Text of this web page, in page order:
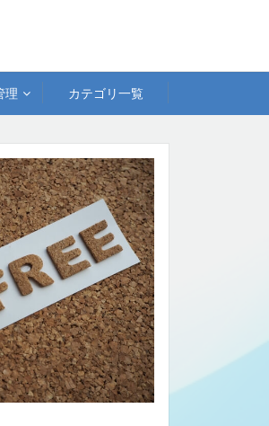
理 カテゴリ一覧